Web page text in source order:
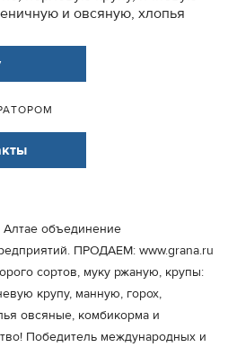
и овсяную, хлопья
объединение
ПРОДАЕМ: www.grana.ru
сортов, муку ржаную, крупы:
крупу, манную, горох,
овсяные, комбикорма и
Победитель международных и